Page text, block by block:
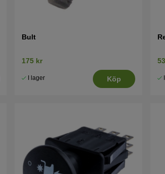
Bult
175 kr
I lager Köp